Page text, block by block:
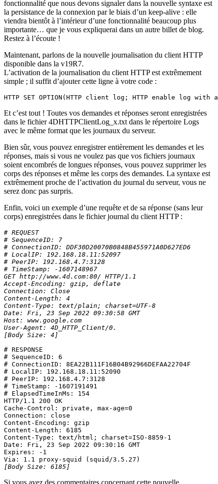
fonctionnalité que nous devons signaler dans la nouvelle syntaxe est
la persistance de la connexion par le biais d’un keep-alive : elle
viendra bientôt à l’intérieur d’une fonctionnalité beaucoup plus
importante… que je vous expliquerai dans un autre billet de blog.
Restez à l’écoute !
Maintenant, parlons de la nouvelle journalisation du client HTTP
disponible dans la v19R7.
L’activation de la journalisation du client HTTP est extrêmement
simple ; il suffit d’ajouter cette ligne à votre code :
HTTP SET OPTION(HTTP client log; HTTP enable log
Et c’est tout ! Toutes vos demandes et réponses seront enregistrées
dans le fichier 4DHTTPClientLog_x.txt dans le répertoire Logs
avec le même format que les journaux du serveur.
Bien sûr, vous pouvez enregistrer entièrement les demandes et les
réponses, mais si vous ne voulez pas que vos fichiers journaux
soient encombrés de longues réponses, vous pouvez supprimer les
corps des réponses et même les corps des demandes. La syntaxe est
extrêmement proche de l’activation du journal du serveur, vous ne
serez donc pas surpris.
Enfin, voici un exemple d’une requête et de sa réponse (sans leur
corps) enregistrées dans le fichier journal du client HTTP :
# REQUEST
# SequenceID: 7
# ConnectionID: DDF30D20070B0848B455971A0D627ED6
# LocalIP: 192.168.18.11:52097
# PeerIP: 192.168.4.7:3128
# TimeStamp: -1607148967
GET http://www.4d.com:80/ HTTP/1.1
Accept-Encoding: gzip, deflate
Connection: Close
Content-Length: 4
Content-Type: text/plain; charset=UTF-8
Date: Fri, 23 Sep 2022 09:30:58 GMT
Host: www.google.com
User-Agent: 4D_HTTP_Client/0.
[Body Size: 4]
# RESPONSE
# SequenceID: 6
# ConnectionID: 8EA22B111F16B04B92966DEFAA22704F
# LocalIP: 192.168.18.11:52090
# PeerIP: 192.168.4.7:3128
# TimeStamp: -1607191491
# ElapsedTimeInMs: 154
HTTP/1.1 200 OK
Cache-Control: private, max-age=0
Connection: close
Content-Encoding: gzip
Content-Length: 6185
Content-Type: text/html; charset=ISO-8859-1
Date: Fri, 23 Sep 2022 09:30:16 GMT
Expires: -1
[Body Size: 6185]
Si vous avez des commentaires concernant cette nouvelle